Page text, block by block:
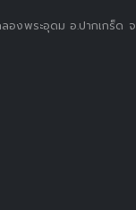
งพระอุดม อ.ปากเกร็ด จ